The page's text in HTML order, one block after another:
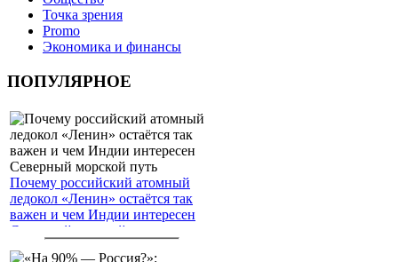
Точка зрения
Promo
Экономика и финансы
ПОПУЛЯРНОЕ
Почему российский атомный
ледокол «Ленин» остаётся так
важен и чем Индии интересен
Северный морской путь